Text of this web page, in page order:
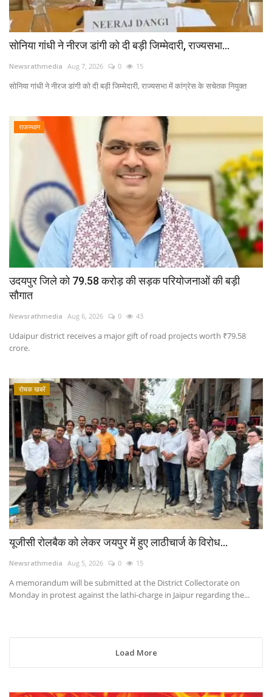
सोनिया गांधी ने नीरज डांगी को दी बड़ी जिम्मेदारी, राज्यसभा...
Newsrathmedia Aug 7, 2026 0 15
सोनिया गांधी ने नीरज डांगी को दी बड़ी जिम्मेदारी, राज्यसभा में कांग्रेस के सचेतक नियुक्त
राजस्थान
उदयपुर जिले को 79.58 करोड़ की सड़क परियोजनाओं की बड़ी
सौगात
Newsrathmedia Aug 6, 2026 0 43
Udaipur district receives a major gift of road projects worth ₹79.58
crore.
रोचक खबरें
यूजीसी रोलबैक को लेकर जयपुर में हुए लाठीचार्ज के विरोध...
Newsrathmedia Aug 5, 2026 0 15
A memorandum will be submitted at the District Collectorate on
Monday in protest against the lathi-charge in Jaipur regarding the...
Load More